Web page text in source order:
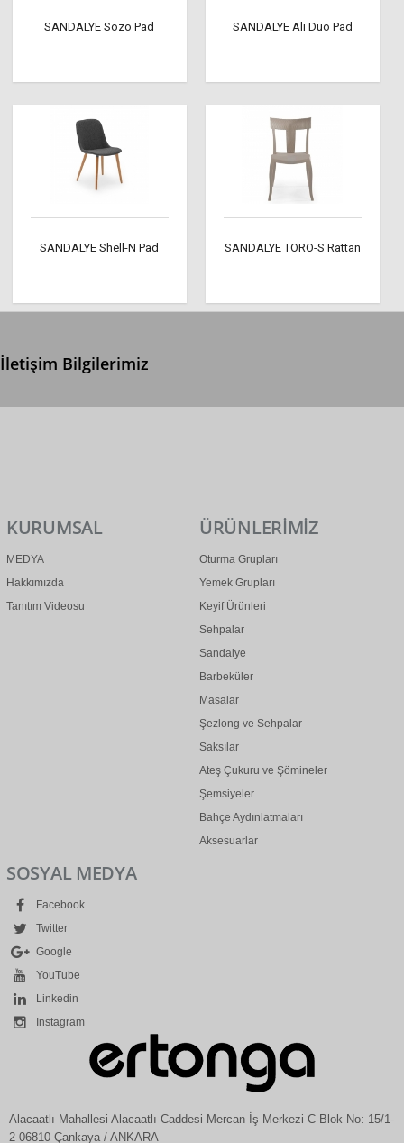
SANDALYE Sozo Pad SANDALYE Ali Duo Pad
SANDALYE Shell-N Pad SANDALYE TORO-S Rattan
İletişim Bilgilerimiz
KURUMSAL
MEDYA
Hakkımızda
Tanıtım Videosu
ÜRÜNLERİMİZ
Oturma Grupları
Yemek Grupları
Keyif Ürünleri
Sehpalar
Sandalye
Barbeküler
Masalar
Şezlong ve Sehpalar
Saksılar
Ateş Çukuru ve Şömineler
Şemsiyeler
Bahçe Aydınlatmaları
Aksesuarlar
SOSYAL MEDYA
Facebook
Twitter
Google
YouTube
Linkedin
Instagram
Alacaatlı Mahallesi Alacaatlı Caddesi Mercan İş Merkezi C-Blok No: 15/1-
2 06810 Çankaya / ANKARA